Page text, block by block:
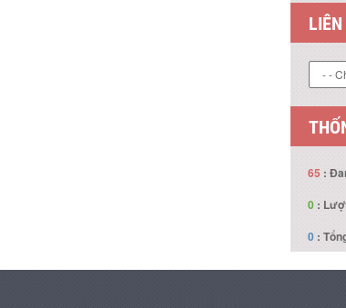
65 :
0 :
0 :